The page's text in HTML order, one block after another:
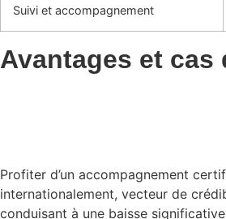
Suivi et accompagnement
Avantages et cas
Profiter d’un accompagnement
internationalement, vecteur de
conduisant à une baisse